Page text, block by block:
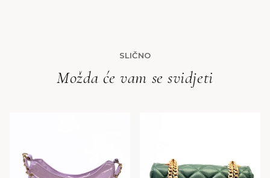
SLIČNO
Možda će vam se svidjeti